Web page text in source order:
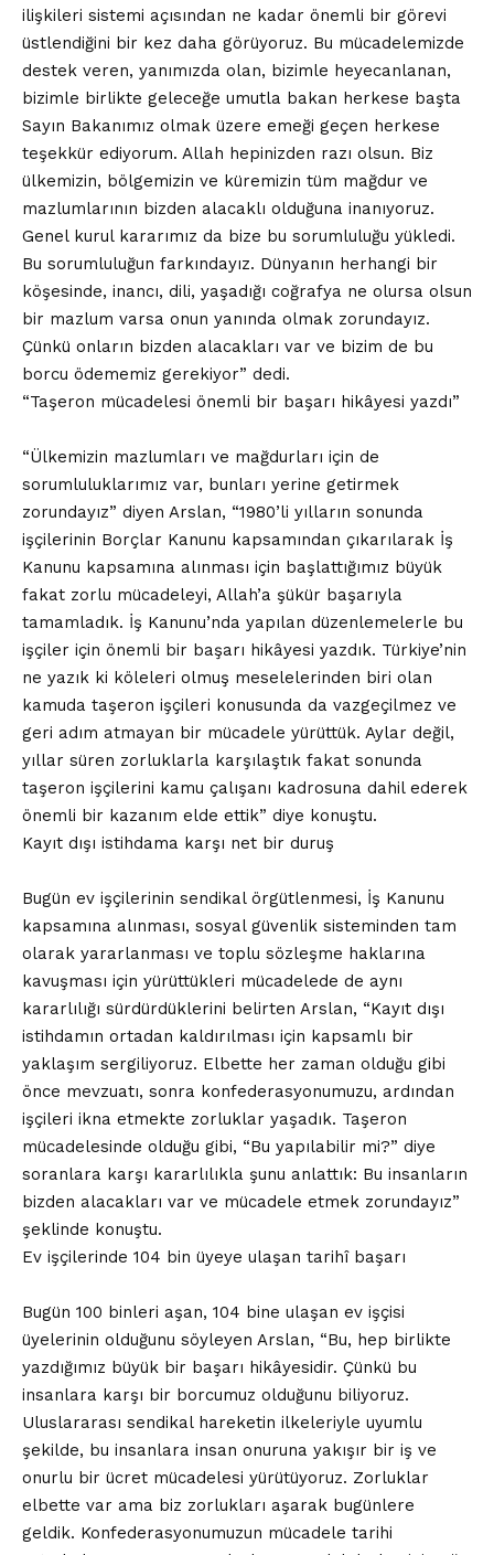
ilişkileri sistemi açısından ne kadar önemli bir görevi
üstlendiğini bir kez daha görüyoruz. Bu mücadelemizde
destek veren, yanımızda olan, bizimle heyecanlanan,
bizimle birlikte geleceğe umutla bakan herkese başta
Sayın Bakanımız olmak üzere emeği geçen herkese
teşekkür ediyorum. Allah hepinizden razı olsun. Biz
ülkemizin, bölgemizin ve küremizin tüm mağdur ve
mazlumlarının bizden alacaklı olduğuna inanıyoruz.
Genel kurul kararımız da bize bu sorumluluğu yükledi.
Bu sorumluluğun farkındayız. Dünyanın herhangi bir
köşesinde, inancı, dili, yaşadığı coğrafya ne olursa olsun
bir mazlum varsa onun yanında olmak zorundayız.
Çünkü onların bizden alacakları var ve bizim de bu
borcu ödememiz gerekiyor” dedi.
“Taşeron mücadelesi önemli bir başarı hikâyesi yazdı”
“Ülkemizin mazlumları ve mağdurları için de
sorumluluklarımız var, bunları yerine getirmek
zorundayız” diyen Arslan, “1980’li yılların sonunda
işçilerinin Borçlar Kanunu kapsamından çıkarılarak İş
Kanunu kapsamına alınması için başlattığımız büyük
fakat zorlu mücadeleyi, Allah’a şükür başarıyla
tamamladık. İş Kanunu’nda yapılan düzenlemelerle bu
işçiler için önemli bir başarı hikâyesi yazdık. Türkiye’nin
ne yazık ki köleleri olmuş meselelerinden biri olan
kamuda taşeron işçileri konusunda da vazgeçilmez ve
geri adım atmayan bir mücadele yürüttük. Aylar değil,
yıllar süren zorluklarla karşılaştık fakat sonunda
taşeron işçilerini kamu çalışanı kadrosuna dahil ederek
önemli bir kazanım elde ettik” diye konuştu.
Kayıt dışı istihdama karşı net bir duruş
Bugün ev işçilerinin sendikal örgütlenmesi, İş Kanunu
kapsamına alınması, sosyal güvenlik sisteminden tam
olarak yararlanması ve toplu sözleşme haklarına
kavuşması için yürüttükleri mücadelede de aynı
kararlılığı sürdürdüklerini belirten Arslan, “Kayıt dışı
istihdamın ortadan kaldırılması için kapsamlı bir
yaklaşım sergiliyoruz. Elbette her zaman olduğu gibi
önce mevzuatı, sonra konfederasyonumuzu, ardından
işçileri ikna etmekte zorluklar yaşadık. Taşeron
mücadelesinde olduğu gibi, “Bu yapılabilir mi?” diye
soranlara karşı kararlılıkla şunu anlattık: Bu insanların
bizden alacakları var ve mücadele etmek zorundayız”
şeklinde konuştu.
Ev işçilerinde 104 bin üyeye ulaşan tarihî başarı
Bugün 100 binleri aşan, 104 bine ulaşan ev işçisi
üyelerinin olduğunu söyleyen Arslan, “Bu, hep birlikte
yazdığımız büyük bir başarı hikâyesidir. Çünkü bu
insanlara karşı bir borcumuz olduğunu biliyoruz.
Uluslararası sendikal hareketin ilkeleriyle uyumlu
şekilde, bu insanlara insan onuruna yakışır bir iş ve
onurlu bir ücret mücadelesi yürütüyoruz. Zorluklar
elbette var ama biz zorlukları aşarak bugünlere
geldik. Konfederasyonumuzun mücadele tarihi